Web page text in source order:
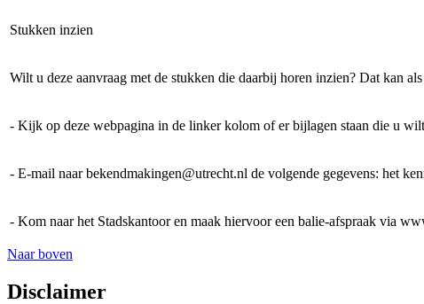
Stukken inzien
Wilt u deze aanvraag met de stukken die daarbij horen inzien? Dat kan
- Kijk op deze webpagina in de linker kolom of er bijlagen staan die u
- E-mail naar bekendmakingen@utrecht.nl de volgende gegevens: het
- Kom naar het Stadskantoor en maak hiervoor een balie-afspraak via
Naar boven
Disclaimer